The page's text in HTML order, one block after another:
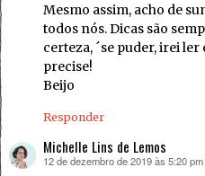
Mesmo assim, acho de
todos nós. Dicas são
certeza, ´se puder, irei
precise!
Beijo
Responder
Michelle Lins de Lemos
disse:
12 de dezembro de 2019 às 5:20 pm